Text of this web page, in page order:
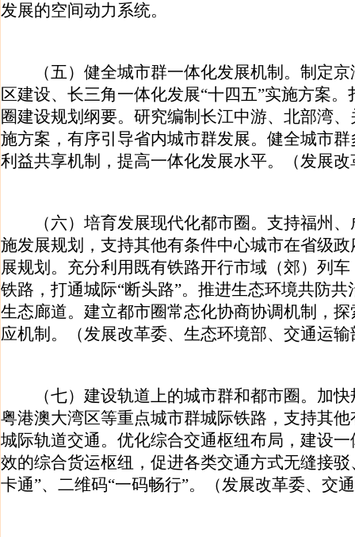
发展的空间动力系统。
（五）健全城市群一体化发展机制。制定京
区建设、长三角一体化发展“十四五”实施方案
圈建设规划纲要。研究编制长江中游、北部湾
施方案，有序引导省内城市群发展。健全城市
利益共享机制，提高一体化发展水平。（发展
（六）培育发展现代化都市圈。支持福州、
施发展规划，支持其他有条件中心城市在省级
展规划。充分利用既有铁路开行市域（郊）列
铁路，打通城际“断头路”。推进生态环境共防
生态廊道。建立都市圈常态化协商协调机制，
应机制。（发展改革委、生态环境部、交通运
（七）建设轨道上的城市群和都市圈。加快
粤港澳大湾区等重点城市群城际铁路，支持其
城际轨道交通。优化综合交通枢纽布局，建设
效的综合货运枢纽，促进各类交通方式无缝接
卡通”、二维码“一码畅行”。（发展改革委、交